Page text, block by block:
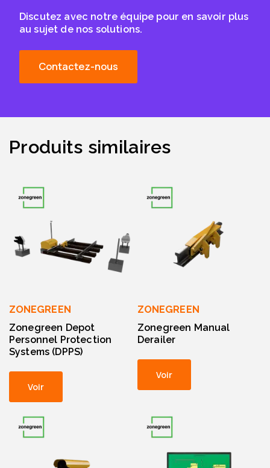
Discutez avec notre équipe pour en savoir plus
au sujet de nos solutions.
Contactez-nous
Produits similaires
ZONEGREEN
Zonegreen Depot
Personnel Protection
Systems (DPPS)
Voir
ZONEGREEN
Zonegreen Manual
Derailer
Voir